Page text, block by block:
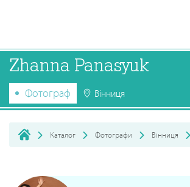
Zhanna Panasyuk
Фотограф Вінниця
Каталог Фотографи Вінниця